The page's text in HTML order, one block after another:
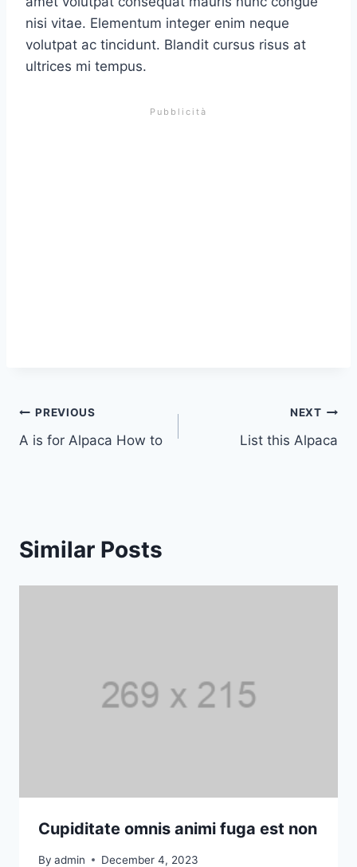
nisi vitae. Elementum integer enim neque
volutpat ac tincidunt. Blandit cursus risus at
ultrices mi tempus.
Post
navigation
PREVIOUS
A is for Alpaca How to
NEXT
List this Alpaca
Similar Posts
Cupiditate omnis animi fuga est non
By admin December 4, 2023